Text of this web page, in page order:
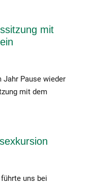
mit
Jahr Pause wieder
mit dem
uns bei